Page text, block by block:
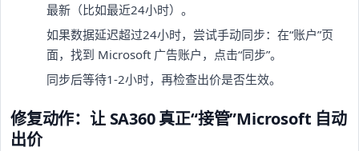
最新（比如最近24小时）。
如果数据延迟超过24小时，尝试手动同步：在“账户”页
面，找到 Microsoft 广告账户，点击“同步”。
同步后等待1-2小时，再检查出价是否生效。
修复动作：让 SA360 真正“接管”Microsoft 自动
出价